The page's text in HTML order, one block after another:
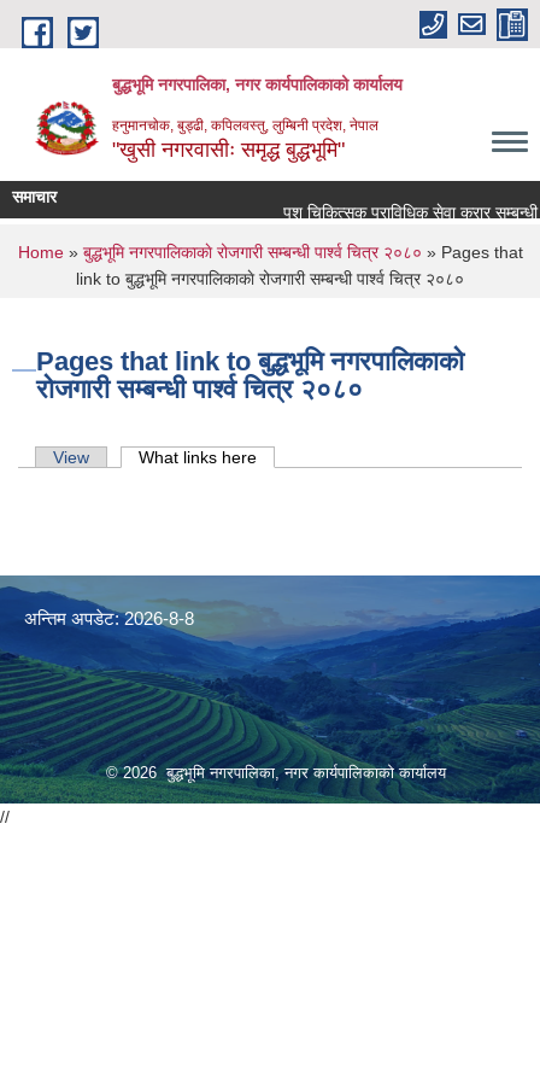
Skip to main content
बुद्धभूमि नगरपालिका, नगर कार्यपालिकाको कार्यालय
हनुमानचोक, बुड्ढी, कपिलवस्तु, लुम्बिनी प्रदेश, नेपाल
"खुसी नगरवासीः समृद्ध बुद्धभूमि"
समाचार
पशु चिकित्सक प्राविधिक सेवा करार
You are here
Home» बुद्धभूमि नगरपालिकाकाे रोजगारी सम्बन्धी पार्श्व चित्र २०८० » Pages that
link to बुद्धभूमि नगरपालिकाकाे रोजगारी सम्बन्धी पार्श्व चित्र २०८०
Pages that link to बुद्धभूमि नगरपालिकाकाे
रोजगारी सम्बन्धी पार्श्व चित्र २०८०
Primary tabs
View What links here
अन्तिम अपडेट: 2026-8-8
© 2026 बुद्धभूमि नगरपालिका, नगर कार्यपालिकाको कार्यालय
//